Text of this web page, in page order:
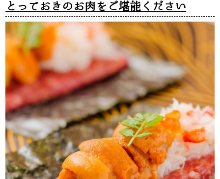
とっておきのお肉をご堪能ください